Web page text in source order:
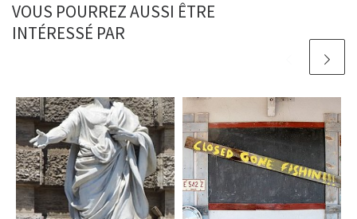
VOUS POURREZ AUSSI ÊTRE
INTÉRESSÉ PAR